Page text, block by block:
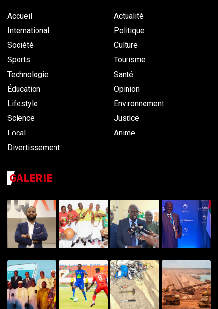
Accueil
Actualité
International
Politique
Société
Culture
Sports
Tourisme
Technologie
Santé
Éducation
Opinion
Lifestyle
Environnement
Science
Justice
Local
Anime
Divertissement
GALERIE